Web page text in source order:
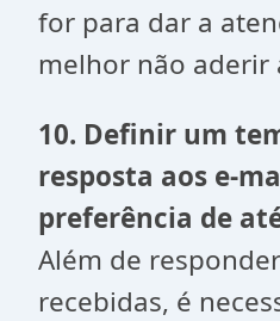
for para dar a
melhor não aderir
10. Definir um
resposta aos e-
preferência de
Além de
recebidas, é